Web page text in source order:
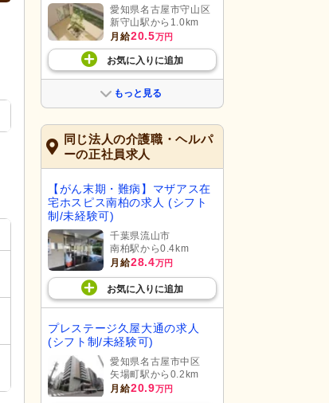
愛知県名古屋市守山区
新守山駅から1.0km
月給20.5万円
お気に入り に追加
もっと見る
同じ法人の介護職・ヘルパ
ーの正社員求人
【がん末期・難病】マザアス在
宅ホスピス南柏の求人 (シフト
制/未経験可)
千葉県流山市
南柏駅から0.4km
月給28.4万円
お気に入り に追加
プレステージ久屋大通の求人
(シフト制/未経験可)
愛知県名古屋市中区
矢場町駅から0.2km
月給20.9万円